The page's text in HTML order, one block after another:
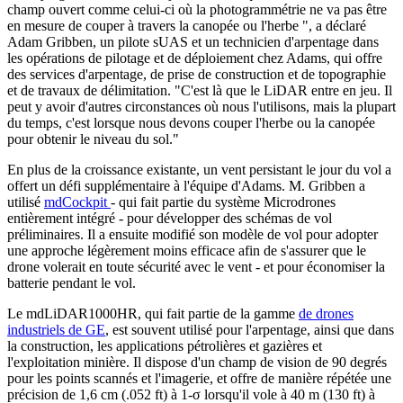
champ ouvert comme celui-ci où la photogrammétrie ne va pas être
en mesure de couper à travers la canopée ou l'herbe ", a déclaré
Adam Gribben, un pilote sUAS et un technicien d'arpentage dans
les opérations de pilotage et de déploiement chez Adams, qui offre
des services d'arpentage, de prise de construction et de topographie
et de travaux de délimitation. "C'est là que le LiDAR entre en jeu. Il
peut y avoir d'autres circonstances où nous l'utilisons, mais la plupart
du temps, c'est lorsque nous devons couper l'herbe ou la canopée
pour obtenir le niveau du sol."
En plus de la croissance existante, un vent persistant le jour du vol a
offert un défi supplémentaire à l'équipe d'Adams. M. Gribben a
utilisé mdCockpit - qui fait partie du système Microdrones
entièrement intégré - pour développer des schémas de vol
préliminaires. Il a ensuite modifié son modèle de vol pour adopter
une approche légèrement moins efficace afin de s'assurer que le
drone volerait en toute sécurité avec le vent - et pour économiser la
batterie pendant le vol.
Le mdLiDAR1000HR, qui fait partie de la gamme de drones
industriels de GE, est souvent utilisé pour l'arpentage, ainsi que dans
la construction, les applications pétrolières et gazières et
l'exploitation minière. Il dispose d'un champ de vision de 90 degrés
pour les points scannés et l'imagerie, et offre de manière répétée une
précision de 1,6 cm (.052 ft) à 1-σ lorsqu'il vole à 40 m (130 ft) à